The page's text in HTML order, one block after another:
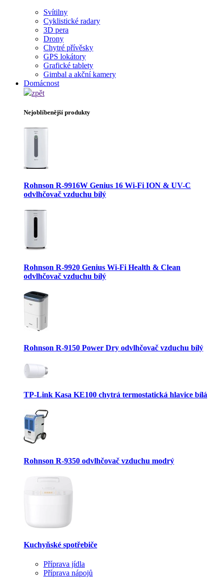
Svítilny
Cyklistické radary
3D pera
Drony
Chytré přívěsky
GPS lokátory
Grafické tablety
Gimbal a akční kamery
Domácnost
zpět
Nejoblíbenější produkty
Rohnson R-9916W Genius 16 Wi-Fi ION & UV-C
odvlhčovač vzduchu bílý
Rohnson R-9920 Genius Wi-Fi Health & Clean
odvlhčovač vzduchu bílý
Rohnson R-9150 Power Dry odvlhčovač vzduchu bílý
TP-Link Kasa KE100 chytrá termostatická hlavice bílá
Rohnson R-9350 odvlhčovač vzduchu modrý
Kuchyňské spotřebiče
Příprava jídla
Příprava nápojů